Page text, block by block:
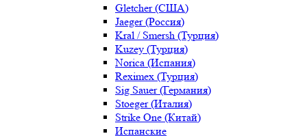
Gletcher (США)
Jaeger (Россия)
Kral / Smersh (Турция)
Kuzey (Турция)
Norica (Испания)
Reximex (Турция)
Sig Sauer (Германия)
Stoeger (Италия)
Strike One (Китай)
Испанские